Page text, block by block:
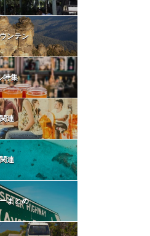
ンテン
特集
連
連
まとめ